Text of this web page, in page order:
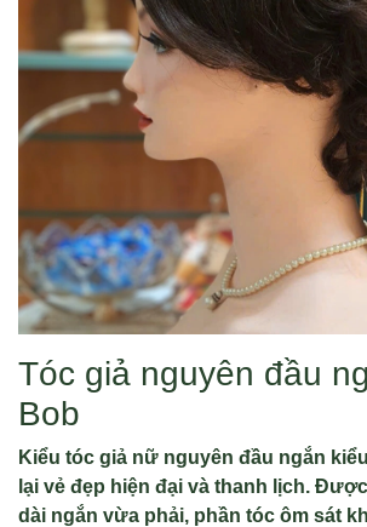
Tóc giả nguyên đầu
Bob
Kiểu tóc giả nữ nguyên đầu ngắn
lại vẻ đẹp hiện đại và thanh lịch.
dài ngắn vừa phải, phần tóc ôm sát